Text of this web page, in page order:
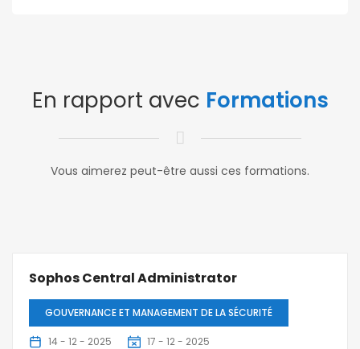
En rapport avec Formations
Vous aimerez peut-être aussi ces formations.
Sophos Central Administrator
GOUVERNANCE ET MANAGEMENT DE LA SÉCURITÉ
14 - 12 - 2025 17 - 12 - 2025